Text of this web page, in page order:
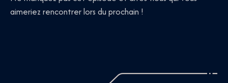
aimeriez rencontrer lors du prochain !